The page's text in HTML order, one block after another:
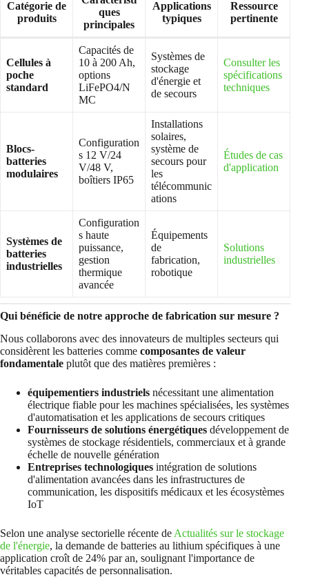
Catégorie de
produits
ques
principales
Applications
typiques
Ressource
pertinente
Cellules à
poche
standard
Capacités de
10 à 200 Ah,
options
LiFePO4/N
MC
Systèmes de
stockage
d'énergie et
de secours
Consulter les
spécifications
techniques
Blocs-
batteries
modulaires
Configuration
s 12 V/24
V/48 V,
boîtiers IP65
Installations
solaires,
système de
secours pour
les
télécommunic
ations
Études de cas
d'application
Systèmes de
batteries
industrielles
Configuration
s haute
puissance,
gestion
thermique
avancée
Équipements
de
fabrication,
robotique
Solutions
industrielles
Qui bénéficie de notre approche de fabrication sur mesure ?
Nous collaborons avec des innovateurs de multiples secteurs qui
considèrent les batteries comme composantes de valeur
fondamentale plutôt que des matières premières :
équipementiers industriels nécessitant une alimentation
électrique fiable pour les machines spécialisées, les systèmes
d'automatisation et les applications de secours critiques
Fournisseurs de solutions énergétiques développement de
systèmes de stockage résidentiels, commerciaux et à grande
échelle de nouvelle génération
Entreprises technologiques intégration de solutions
d'alimentation avancées dans les infrastructures de
communication, les dispositifs médicaux et les écosystèmes
IoT
Selon une analyse sectorielle récente de Actualités sur le stockage
de l'énergie, la demande de batteries au lithium spécifiques à une
application croît de 24% par an, soulignant l'importance de
véritables capacités de personnalisation.